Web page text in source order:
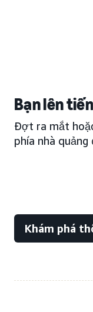
Bạn lên
Đợt ra mắt
phía nhà quảng
Khám phá